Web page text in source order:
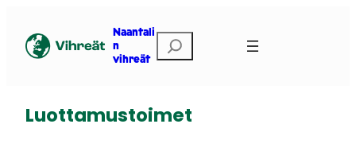
sisältöön
Naantali
n
vihreät
Etsi
Luottamustoimet